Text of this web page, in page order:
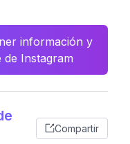
información y
de Instagram
Compartir